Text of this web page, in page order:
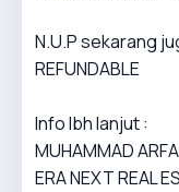
N.U.P sekarang
REFUNDABLE
Info lbh lanjut :
MUHAMMAD
ERA NEXT REAL